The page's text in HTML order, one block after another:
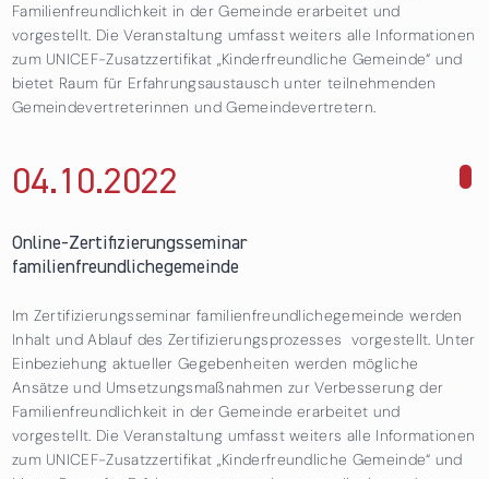
Familienfreundlichkeit in der Gemeinde erarbeitet und
vorgestellt. Die Veranstaltung umfasst weiters alle Informationen
zum UNICEF-Zusatzzertifikat „Kinderfreundliche Gemeinde“ und
bietet Raum für Erfahrungsaustausch unter teilnehmenden
Gemeindevertreterinnen und Gemeindevertretern.
04.10.2022
Online-Zertifizierungsseminar
familienfreundlichegemeinde
Im Zertifizierungsseminar familienfreundlichegemeinde werden
Inhalt und Ablauf des Zertifizierungsprozesses vorgestellt. Unter
Einbeziehung aktueller Gegebenheiten werden mögliche
Ansätze und Umsetzungsmaßnahmen zur Verbesserung der
Familienfreundlichkeit in der Gemeinde erarbeitet und
vorgestellt. Die Veranstaltung umfasst weiters alle Informationen
zum UNICEF-Zusatzzertifikat „Kinderfreundliche Gemeinde“ und